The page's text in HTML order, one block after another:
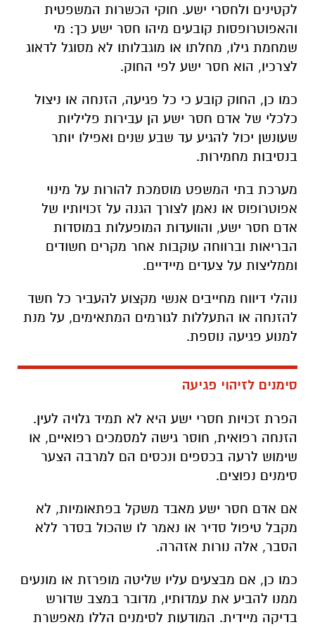
לקטינים ולחסרי ישע. חוקי הכשרות המשפטית
והאפוטרופסות קובעים מיהו חסר ישע כך: מי
שמחמת גילו, מחלתו או מוגבלותו לא מסוגל לדאוג
לצרכיו, הוא חסר ישע לפי החוק.
כמו כן, החוק קובע כי כל פגיעה, הזנחה או ניצול
כלכלי של אדם חסר ישע הן עבירות פליליות
שעונשן יכול להגיע עד שבע שנים ואפילו יותר
בנסיבות מחמירות.
מערכת בתי המשפט מוסמכת להורות על מינוי
אפוטרופוס או נאמן לצורך הגנה על זכויותיו של
אדם חסר ישע, והוועדות המופעלות במוסדות
הבריאות וברווחה עוקבות אחר מקרים חשודים
וממליצות על צעדים מיידיים.
נוהלי דיווח מחייבים אנשי מקצוע להעביר כל חשד
להזנחה או התעללות לגורמים המתאימים, על מנת
למנוע פגיעה נוספת.
סימנים לזיהוי פגיעה
הפרת זכויות חסרי ישע היא לא תמיד גלויה לעין.
הזנחה רפואית, חוסר גישה למסמכים רפואיים, או
שימוש לרעה בכספים ונכסים הם למרבה הצער
סימנים נפוצים.
אם אדם חסר ישע מאבד משקל בפתאומיות, לא
מקבל טיפול סדיר או נאמר לו שהכול בסדר ללא
הסבר, אלה נורות אזהרה.
כמו כן, אם מבצעים עליו שליטה מופרזת או מונעים
ממנו להביע את עמדותיו, מדובר במצב שדורש
בדיקה מיידית. המודעות לסימנים הללו מאפשרת